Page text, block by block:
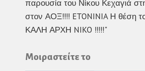
Μοιραστείτε το